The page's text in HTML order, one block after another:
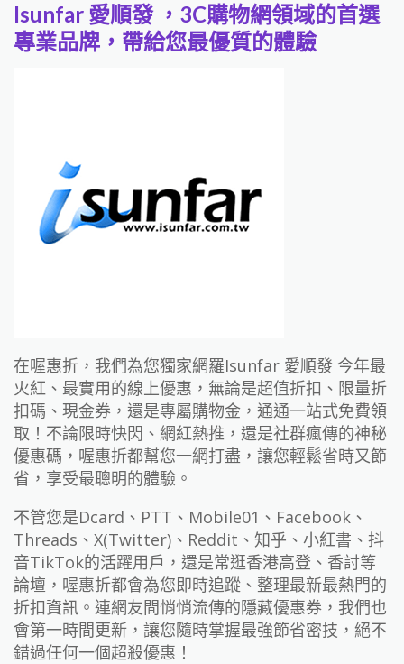
Isunfar 愛順發 ，3C購物網領域的首選
專業品牌，帶給您最優質的體驗
在喔惠折，我們為您獨家網羅Isunfar 愛順發 今年最
火紅、最實用的線上優惠，無論是超值折扣、限量折
扣碼、現金券，還是專屬購物金，通通一站式免費領
取！不論限時快閃、網紅熱推，還是社群瘋傳的神秘
優惠碼，喔惠折都幫您一網打盡，讓您輕鬆省時又節
省，享受最聰明的體驗。
不管您是Dcard、PTT、Mobile01、Facebook、
Threads、X(Twitter)、Reddit、知乎、小紅書、抖
音TikTok的活躍用戶，還是常逛香港高登、香討等
論壇，喔惠折都會為您即時追蹤、整理最新最熱門的
折扣資訊。連網友間悄悄流傳的隱藏優惠券，我們也
會第一時間更新，讓您隨時掌握最強節省密技，絕不
錯過任何一個超殺優惠！